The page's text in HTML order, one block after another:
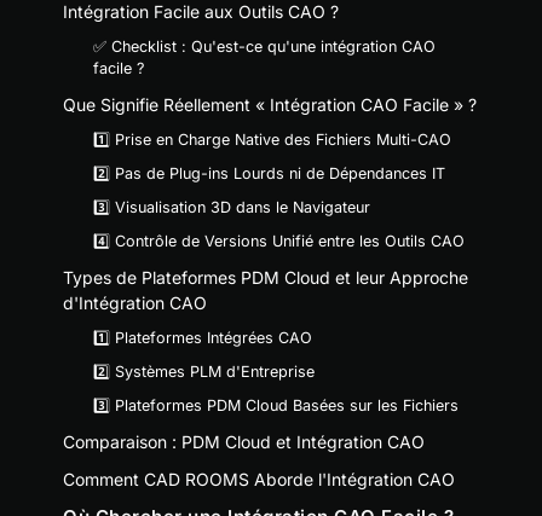
Intégration Facile aux Outils CAO ?
✅ Checklist : Qu'est-ce qu'une intégration CAO
facile ?
Que Signifie Réellement « Intégration CAO Facile » ?
1️⃣ Prise en Charge Native des Fichiers Multi-CAO
2️⃣ Pas de Plug-ins Lourds ni de Dépendances IT
3️⃣ Visualisation 3D dans le Navigateur
4️⃣ Contrôle de Versions Unifié entre les Outils CAO
Types de Plateformes PDM Cloud et leur Approche
d'Intégration CAO
1️⃣ Plateformes Intégrées CAO
2️⃣ Systèmes PLM d'Entreprise
3️⃣ Plateformes PDM Cloud Basées sur les Fichiers
Comparaison : PDM Cloud et Intégration CAO
Comment CAD ROOMS Aborde l'Intégration CAO